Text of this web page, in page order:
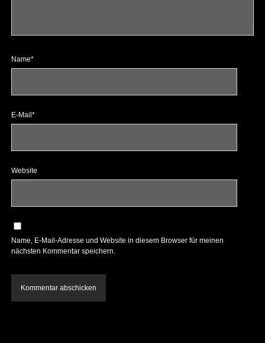
Name*
E-Mail*
Website
Name, E-Mail-Adresse und Website in diesem Browser für meinen
nächsten Kommentar speichern.